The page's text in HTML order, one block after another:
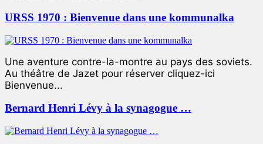
URSS 1970 : Bienvenue dans une kommunalka
Une aventure contre-la-montre au pays des soviets.
Au théâtre de Jazet pour réserver cliquez-ici
Bienvenue...
Bernard Henri Lévy à la synagogue …